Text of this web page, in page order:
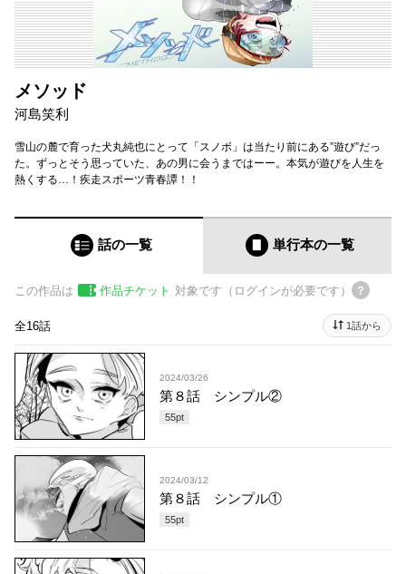
メソッド
河島笑利
雪山の麓で育った犬丸純也にとって「スノボ」は当たり前にある”遊び”だっ
た。ずっとそう思っていた、あの男に会うまではーー。本気が遊びを人生を
熱くする…！疾走スポーツ青春譚！！
話の一覧 単行本の一覧
この作品は 作品チケット 対象です（ログインが必要です）
全16話 1話から
2024/03/26
第８話 シンプル②
55pt
2024/03/12
第８話 シンプル①
55pt